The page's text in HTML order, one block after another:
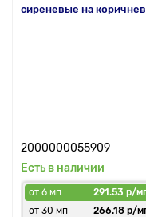
сиреневые на
2000000055909
Есть в наличии
от 6 мп
291.53 р/
от 30 мп
266.18 р/